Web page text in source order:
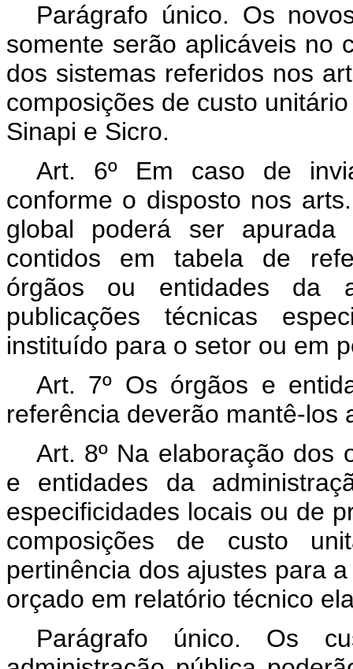
Parágrafo único. Os
somente serão aplicáveis no
dos sistemas referidos nos
composições de custo
Sinapi e Sicro.
Art. 6º Em caso de
conforme o disposto nos
global poderá ser
contidos em tabela de
órgãos ou entidades da
publicações técnicas
instituído para o setor ou em
Art. 7º Os órgãos e
referência deverão mantê-los
Art. 8º Na elaboração dos
e entidades da
especificidades locais ou de
composições de custo
pertinência dos ajustes para
orçado em relatório técnico
Parágrafo único. Os